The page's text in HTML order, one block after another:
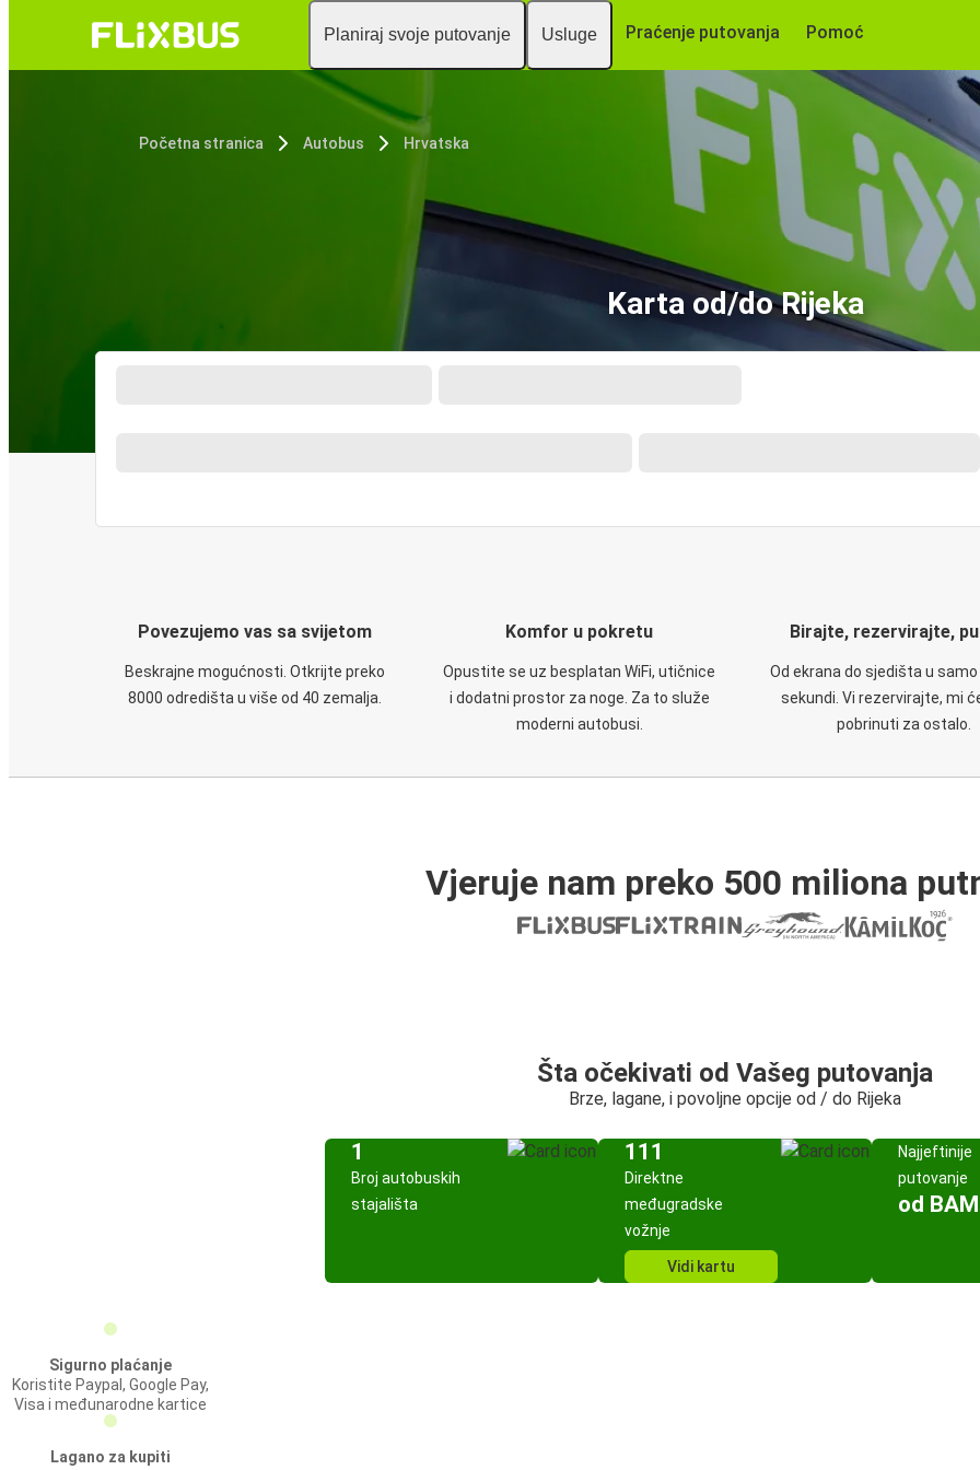
Planiraj svoje putovanje Usluge Praćenje putovanja Pomoć
Početna stranica Autobus Hrvatska
Karta od/do Rijeka
Povezujemo vas sa svijetom
Beskrajne mogućnosti. Otkrijte preko
8000 odredišta u više od 40 zemalja.
Komfor u pokretu
Opustite se uz besplatan WiFi, utičnice
i dodatni prostor za noge. Za to služe
moderni autobusi.
Birajte, rezervirajte,
Od ekrana do sjedišta u
sekundi. Vi rezervirajte, mi
pobrinuti za ostalo.
Vjeruje nam preko 500 miliona
Šta očekivati od Vašeg putovanja
Brze, lagane, i povoljne opcije od / do Rijeka
1
Broj autobuskih
stajališta
111
Direktne
međugradske
vožnje
Vidi kartu
Najjeftinije
putovanje
od
Sigurno plaćanje
Koristite Paypal, Google Pay,
Visa i međunarodne kartice
Lagano za kupiti